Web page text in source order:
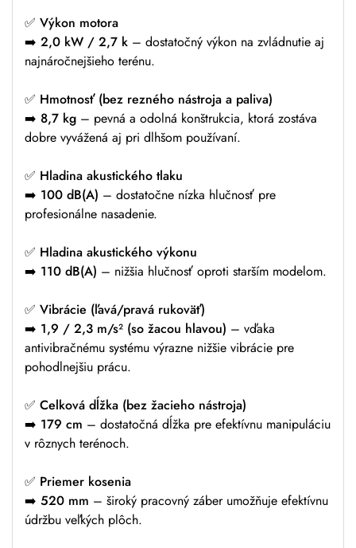
✅ Výkon motora
➡️ 2,0 kW / 2,7 k – dostatočný výkon na zvládnutie aj
najnáročnejšieho terénu.
✅ Hmotnosť (bez rezného nástroja a paliva)
➡️ 8,7 kg – pevná a odolná konštrukcia, ktorá zostáva
dobre vyvážená aj pri dlhšom používaní.
✅ Hladina akustického tlaku
➡️ 100 dB(A) – dostatočne nízka hlučnosť pre
profesionálne nasadenie.
✅ Hladina akustického výkonu
➡️ 110 dB(A) – nižšia hlučnosť oproti starším modelom.
✅ Vibrácie (ľavá/pravá rukoväť)
➡️ 1,9 / 2,3 m/s² (so žacou hlavou) – vďaka
antivibračnému systému výrazne nižšie vibrácie pre
pohodlnejšiu prácu.
✅ Celková dĺžka (bez žacieho nástroja)
➡️ 179 cm – dostatočná dĺžka pre efektívnu manipuláciu
v rôznych terénoch.
✅ Priemer kosenia
➡️ 520 mm – široký pracovný záber umožňuje efektívnu
údržbu veľkých plôch.